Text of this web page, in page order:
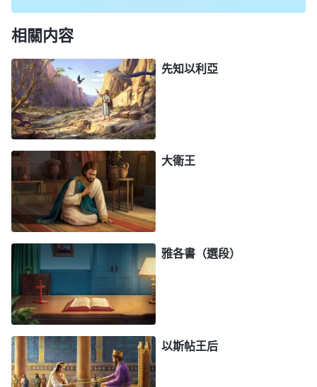
相關内容
先知以利亞
大衛王
雅各書（選段）
以斯帖王后